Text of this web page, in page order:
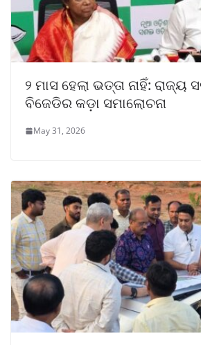
୨ ମାସ ହେଲା ଭତ୍ତା ନାହିଁ: ରାଜ୍ୟ
ବିଜେଡିର କଡ଼ା ସମାଲୋଚନା
May 31, 2026